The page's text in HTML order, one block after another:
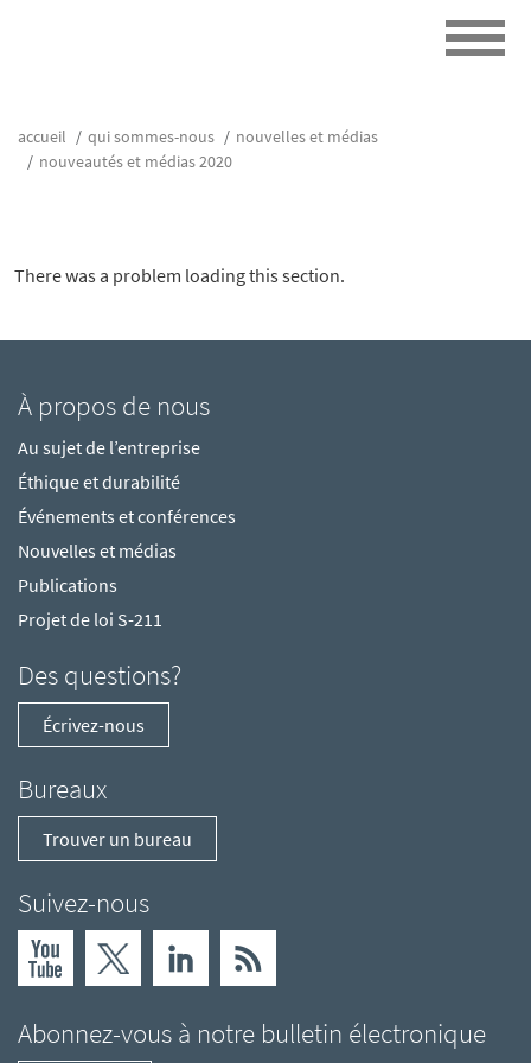
accueil qui sommes-nous
nouvelles et médias
nouveautés et médias 2020
There was a problem loading this section.
À propos de nous
Au sujet de l’entreprise
Éthique et durabilité
Événements et conférences
Nouvelles et médias
Publications
Projet de loi S-211
Des questions?
Écrivez-nous
Bureaux
Trouver un bureau
Suivez-nous
Abonnez-vous à notre bulletin électronique